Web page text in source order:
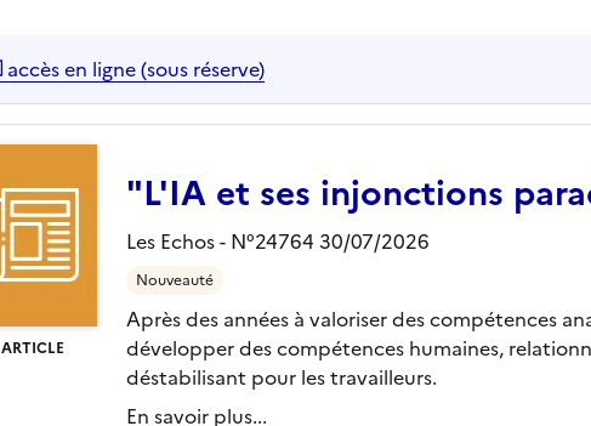
accès en ligne (sous réserve)
ARTICLE
"L'IA et ses injonctions
Les Echos - N°24764 30/07/2026
Nouveauté
Après des années à valoriser des compétences
développer des compétences humaines,
déstabilisant pour les travailleurs.
En savoir plus...